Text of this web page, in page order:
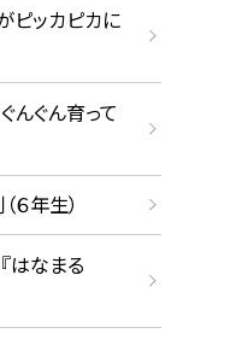
ピッカピカに
ぐん育って
年生）
はなまる